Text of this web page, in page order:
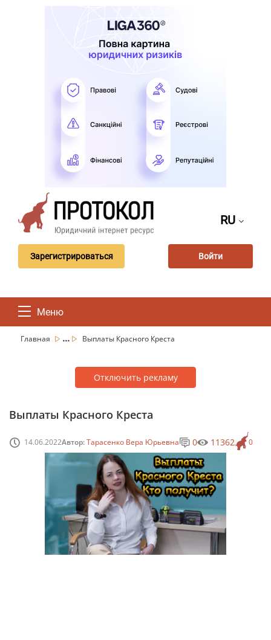
RU
Зарегистрироваться Войти
Меню
Главная ... Выплаты Красного Креста
Отключить рекламу
Выплаты Красного Креста
14.06.2022Автор:Тарасенко Вера Юрьевна 0
0 11362